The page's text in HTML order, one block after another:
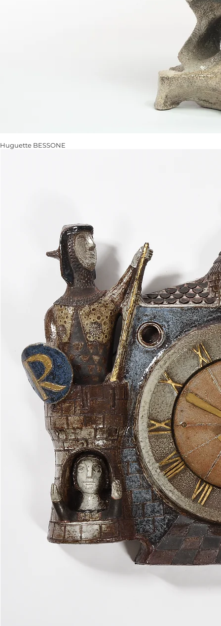
Huguette BESSONE